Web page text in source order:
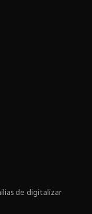
de digitalizar